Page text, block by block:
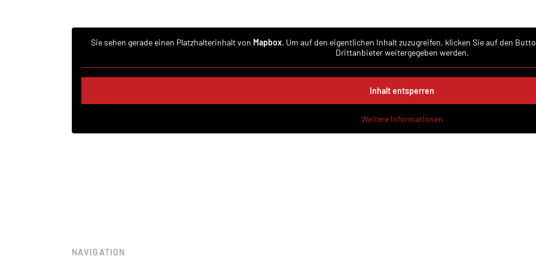
Sie sehen gerade einen Platzhalterinhalt von Mapbox. Um auf den eigentlichen Inhalt zuzugreifen, klicken Sie auf den
Drittanbieter weitergegeben werden.
Inhalt entsperren
Weitere Informationen
NAVIGATION